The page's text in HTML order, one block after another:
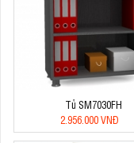
Tủ SM7030FH
2.956.000 VNĐ